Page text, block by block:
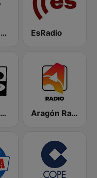
Cadena COPE EsRadio
Onda Cero Madrid Aragón Radio